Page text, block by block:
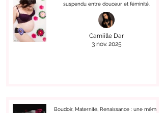
suspendu entre douceur et féminité.
Camiille Dar
3 nov. 2025
Boudoir, Maternité, Renaissance : une même